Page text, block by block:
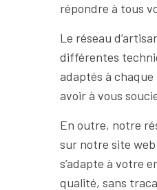
répondre à tous
Le réseau
différentes
adaptés à
avoir à vous
En outre, notre
sur notre site
s’adapte à votre
qualité, sans